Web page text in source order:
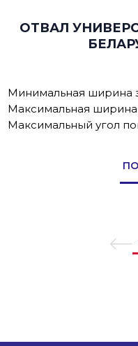
ОТВАЛ
Минимальная ширина
Максимальная ширина
Максимальный угол